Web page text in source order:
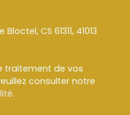
CS 61311, 41013
traitement de vos
consulter notre
.